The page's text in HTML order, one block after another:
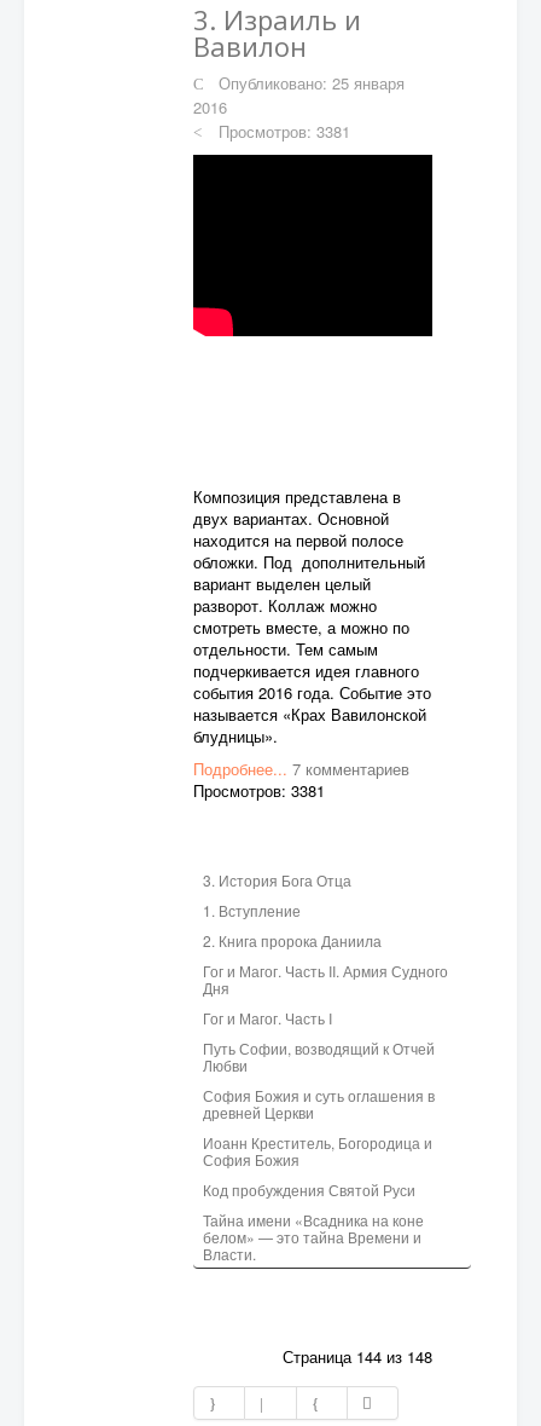
3. Израиль и
Вавилон
Опубликовано: 25 января
2016
Просмотров: 3381
Композиция представлена в
двух вариантах. Основной
находится на первой полосе
обложки. Под дополнительный
вариант выделен целый
разворот. Коллаж можно
смотреть вместе, а можно по
отдельности. Тем самым
подчеркивается идея главного
события 2016 года. Событие это
называется «Крах Вавилонской
блудницы».
Подробнее... 7 комментариев
Просмотров: 3381
3. История Бога Отца
1. Вступление
2. Книга пророка Даниила
Гог и Магог. Часть II. Армия Судного
Дня
Гог и Магог. Часть I
Путь Софии, возводящий к Отчей
Любви
София Божия и суть оглашения в
древней Церкви
Иоанн Креститель, Богородица и
София Божия
Код пробуждения Святой Руси
Тайна имени «Всадника на коне
белом» — это тайна Времени и
Власти.
Страница 144 из 148